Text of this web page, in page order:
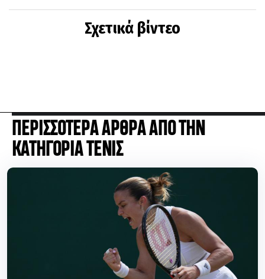
Σχετικά βίντεο
ΚΑΤΗΓΟΡΙΑ ΤΕΝΙΣ
Εντυπωσιακή πρεμιέρα για τη Σάκκαρη